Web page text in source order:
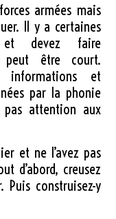
armées mais
Il y a certaines
devez faire
peut être court.
informations et
par la phonie
attention aux
et ne l’avez pas
d’abord, creusez
Puis construisez-y